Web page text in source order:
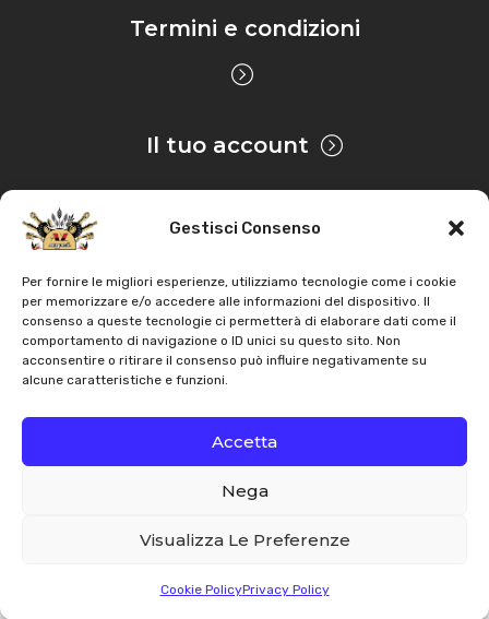
Gestisci Consenso
Per fornire le migliori esperienze, utilizziamo tecnologie come i cookie
per memorizzare e/o accedere alle informazioni del dispositivo. Il
consenso a queste tecnologie ci permetterà di elaborare dati come il
comportamento di navigazione o ID unici su questo sito. Non
acconsentire o ritirare il consenso può influire negativamente su
alcune caratteristiche e funzioni.
Accetta
Nega
Visualizza Le Preferenze
Cookie PolicyPrivacy Policy
Termini e condizioni
Il tuo account
Privacy & Cookie
CopyrightAZ Agri. Tutti i diritti servati |Assistenza |
Contatti
Whatsapp